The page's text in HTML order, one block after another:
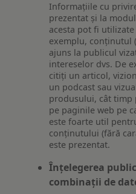
Informațiile cu
prezentat și la
acesta pot fi
exemplu, conținutul
ajuns la publicul
intereselor dvs. De
citiți un articol,
un podcast sau
produsului, cât timp
pe paginile web pe
este foarte util
conținutului (fără
este prezentat.
Înțelegerea
combinații de